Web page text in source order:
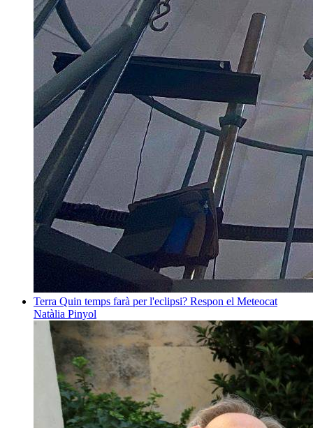
Terra Quin temps farà per l'eclipsi? Respon el Meteocat
Natàlia Pinyol